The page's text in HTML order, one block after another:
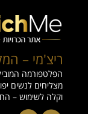
ריצ'מי –
הפלטפורמה
מצליחים לנשים
וקלה לשימוש –